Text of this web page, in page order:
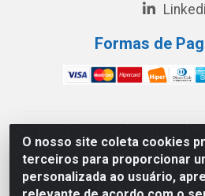
O nosso site coleta cookies
terceiros para proporcionar
personalizada ao usuário,
Formas de
América Latina Indústria e
CNPJ 19.813.045/0001-03 -
Andrade, 151 Núcleo Industrial
85.811-530